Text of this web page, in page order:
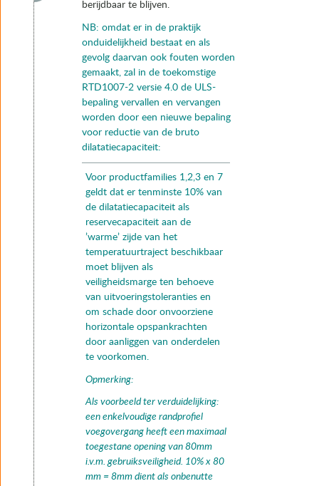
berijdbaar te blijven.
NB: omdat er in de praktijk
onduidelijkheid bestaat en als
gevolg daarvan ook fouten worden
gemaakt, zal in de toekomstige
RTD1007-2 versie 4.0 de ULS-
bepaling vervallen en vervangen
worden door een nieuwe bepaling
voor reductie van de bruto
dilatatiecapaciteit:
Voor productfamilies 1,2,3 en 7
geldt dat er tenminste 10% van
de dilatatiecapaciteit als
reservecapaciteit aan de
’warme’ zijde van het
temperatuurtraject beschikbaar
moet blijven als
veiligheidsmarge ten behoeve
van uitvoeringstoleranties en
om schade door onvoorziene
horizontale opspankrachten
door aanliggen van onderdelen
te voorkomen.
Opmerking:
Als voorbeeld ter verduidelijking:
een enkelvoudige randprofiel
voegovergang heeft een maximaal
toegestane opening van 80mm
i.v.m. gebruiksveiligheid. 10% x 80
mm = 8mm dient als onbenutte